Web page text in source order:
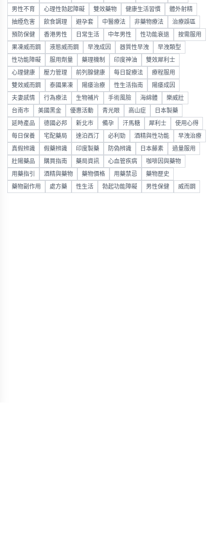
男性不育 心理性勃起障礙 雙效藥物 健康生活習慣 體外射精
抽煙危害 飲食調理 避孕套 中醫療法 非藥物療法 治療誤區
預防保健 香港男性 日常生活 中年男性 性功能衰退 按需服用
果凍威而鋼 液態威而鋼 早洩成因 器質性早洩 早洩類型
性功能障礙 服用劑量 藥理機制 印度神油 雙效犀利士
心理健康 壓力管理 前列腺健康 每日錠療法 療程服用
雙效威而鋼 泰國果凍 陽痿治療 性生活指南 陽痿成因
夫妻感情 行為療法 生物補片 手術風險 海綿體 樂威壯
台南市 美國黑金 優惠活動 青光眼 高山症 日本製藥
延時產品 德國必邦 新北市 備孕 汗馬糖 犀利士 使用心得
每日保養 宅配藥局 達泊西汀 必利勁 酒精與性功能 早洩治療
真假辨識 假藥辨識 印度製藥 防偽辨識 日本藤素 過量服用
壯陽藥品 購買指南 藥局資訊 心血管疾病 咖啡因與藥物
用藥指引 酒精與藥物 藥物價格 用藥禁忌 藥物歷史
藥物副作用 處方藥 性生活 勃起功能障礙 男性保健 威而鋼